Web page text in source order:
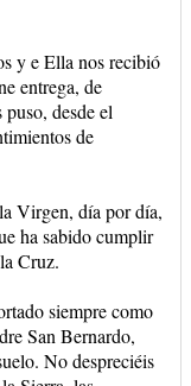
y e Ella nos recibió
entrega, de
desde el
de
Virgen, día por día,
ha sabido cumplir
Cruz.
siempre como
San Bernardo,
No despreciéis